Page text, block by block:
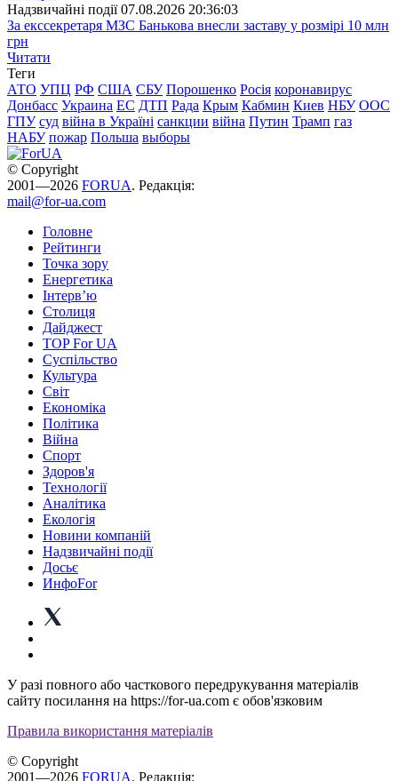
Надзвичайні події 07.08.2026 20:36:03
За екссекретаря МЗС Банькова внесли заставу у розмірі 10 млн
грн
Читати
Теги
АТО УПЦ РФ США СБУ Порошенко Росія коронавирус
Донбасс Украина ЕС ДТП Рада Крым Кабмин Киев НБУ ООС
ГПУ суд війна в Україні санкции війна Путин Трамп газ
НАБУ пожар Польша выборы
© Copyright
2001—2026 FORUA. Редакція:
mail@for-ua.com
Головне
Рейтинги
Точка зору
Енергетика
Інтерв’ю
Столиця
Дайджест
TOP For UA
Суспiльство
Культура
Світ
Економіка
Політика
Війна
Спорт
Здоров'я
Технології
Аналітика
Екологія
Новини компаній
Надзвичайні події
Досьє
ИнфоFor
У разі повного або часткового передрукування матеріалів
сайту посилання на https://for-ua.com є обов'язковим
Правила використання матеріалів
© Copyright
2001—2026 FORUA. Редакція: